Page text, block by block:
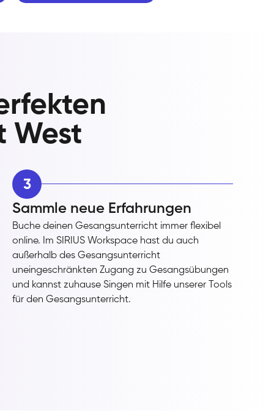
West
3
Sammle neue Erfahrungen
Buche deinen Gesangsunterricht immer flexibel
online. Im SIRIUS Workspace hast du auch
außerhalb des Gesangsunterricht
uneingeschränkten Zugang zu Gesangsübungen
und kannst zuhause Singen mit Hilfe unserer Tools
für den Gesangsunterricht.